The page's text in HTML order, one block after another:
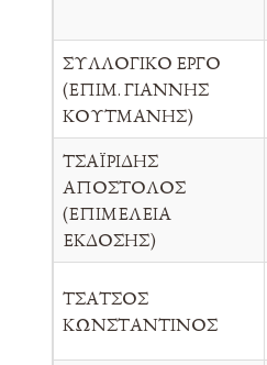
ΣΥΛΛΟΓΙΚΟ ΕΡΓΟ
(ΕΠΙΜ. ΓΙΑΝΝΗΣ
ΚΟΥΤΜΑΝΗΣ)
ΤΣΑΪΡΙΔΗΣ
ΑΠΟΣΤΟΛΟΣ
(ΕΠΙΜΕΛΕΙΑ
ΕΚΔΟΣΗΣ)
ΤΣΑΤΣΟΣ
ΚΩΝΣΤΑΝΤΙΝΟΣ